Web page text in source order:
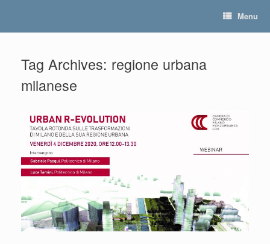
Menu
Tag Archives: regione urbana
milanese